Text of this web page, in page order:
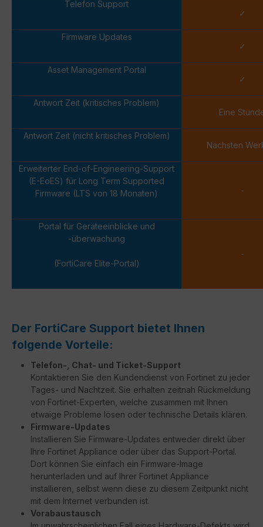
Telefon Support
✓
Firmware Updates
✓
Asset Management Portal
✓
Antwort Zeit (kritisches Problem)
Eine
Antwort Zeit (nicht kritisches Problem)
Nächsten
Erweiterter End-of-Engineering-Support
(E-EoES) für Long Term Supported
Firmware (LTS von 18 Monaten)
-
Portal für Geräteeinblicke und
-überwachung
(FortiCare Elite-Portal)
-
Der FortiCare Support bietet Ihnen
folgende Vorteile:
Telefon-, Chat- und Ticket-Support
Kontaktieren Sie den Kundendienst von Fortinet zu jeder
Tages- und Nachtzeit. Sie erhalten zeitnah Rückmeldung
von Fortinet-Experten, welche zusammen mit Ihnen
etwaige Probleme lösen oder technische Details klären.
Firmware-Updates
Installieren Sie Firmware-Updates entweder direkt über
Ihre Fortinet Appliance oder über das Support-Portal.
Dort können Sie einfach ein Firmware-Image
herunterladen und auf Ihrer Fortinet Appliance
installieren, selbst wenn diese zu diesem Zeitpunkt nicht
mit dem Internet verbunden ist.
Vorabaustausch